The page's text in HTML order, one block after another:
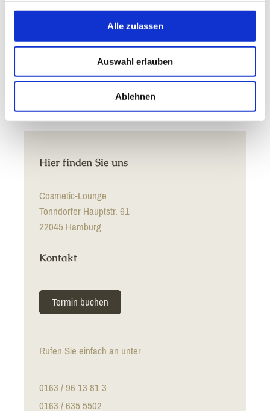
Alle zulassen
Auswahl erlauben
Ablehnen
uns auf Sie!Wenn Sie einen Behandlungstermin nicht
wahrnehmen oder kurzfristig (weniger als 24 Stunden
Behandlungspreises fällig.
Hier finden Sie uns
Cosmetic-Lounge
Tonndorfer Hauptstr. 61
22045 Hamburg
Kontakt
Termin buchen
Rufen Sie einfach an unter
0163 / 96 13 81 3
0163 / 635 5502